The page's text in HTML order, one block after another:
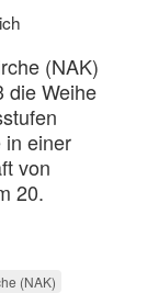
(NAK)
die Weihe
in einer
von
20.
(NAK)